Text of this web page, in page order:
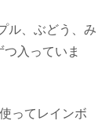
ル、ぶどう、み
入っていま
ってレインボ